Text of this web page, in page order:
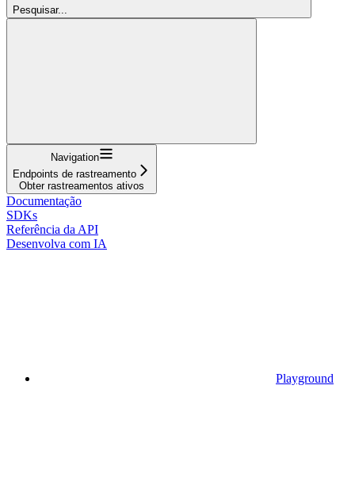
Pesquisar...
Navigation
Endpoints de rastreamento
Obter rastreamentos ativos
Documentação
SDKs
Referência da API
Desenvolva com IA
Playground